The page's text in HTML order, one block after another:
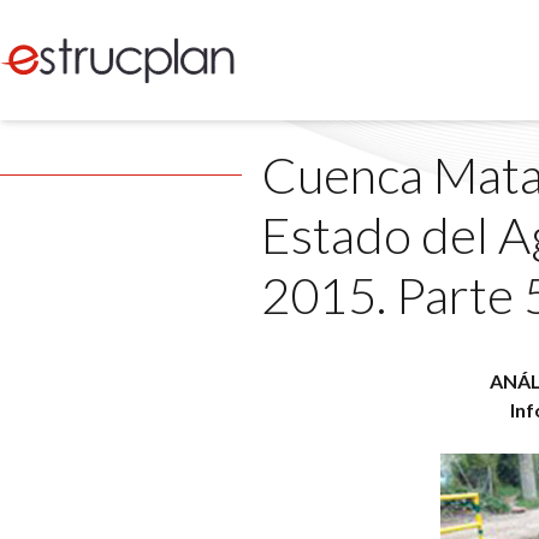
Cuenca
Estado del
2015. Parte